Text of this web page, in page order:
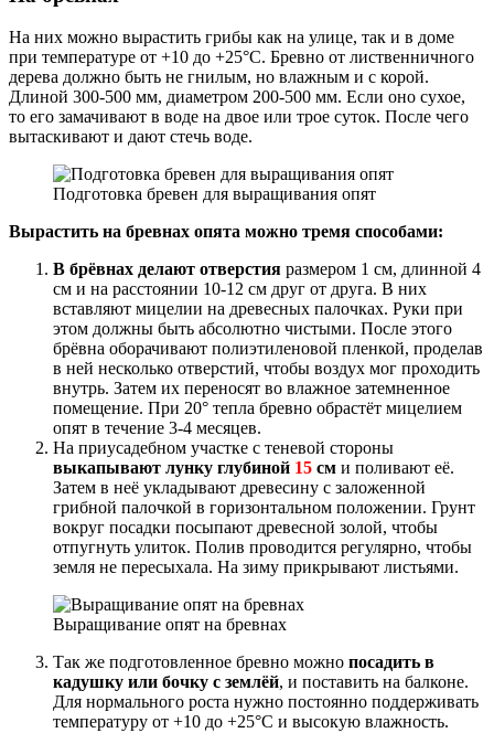
На них можно вырастить грибы как на улице, так и в доме
при температуре от +10 до +25°С. Бревно от лиственничного
дерева должно быть не гнилым, но влажным и с корой.
Длиной 300-500 мм, диаметром 200-500 мм. Если оно сухое,
то его замачивают в воде на двое или трое суток. После чего
вытаскивают и дают стечь воде.
Подготовка бревен для выращивания опят
Вырастить на бревнах опята можно тремя способами:
В брёвнах делают отверстия размером 1 см, длинной 4
см и на расстоянии 10-12 см друг от друга. В них
вставляют мицелии на древесных палочках. Руки при
этом должны быть абсолютно чистыми. После этого
брёвна оборачивают полиэтиленовой пленкой, проделав
в ней несколько отверстий, чтобы воздух мог проходить
внутрь. Затем их переносят во влажное затемненное
помещение. При 20° тепла бревно обрастёт мицелием
опят в течение 3-4 месяцев.
На приусадебном участке с теневой стороны
выкапывают лунку глубиной 15 см и поливают её.
Затем в неё укладывают древесину с заложенной
грибной палочкой в горизонтальном положении. Грунт
вокруг посадки посыпают древесной золой, чтобы
отпугнуть улиток. Полив проводится регулярно, чтобы
земля не пересыхала. На зиму прикрывают листьями.
Выращивание опят на бревнах
Так же подготовленное бревно можно посадить в
кадушку или бочку с землёй, и поставить на балконе.
Для нормального роста нужно постоянно поддерживать
температуру от +10 до +25°С и высокую влажность.